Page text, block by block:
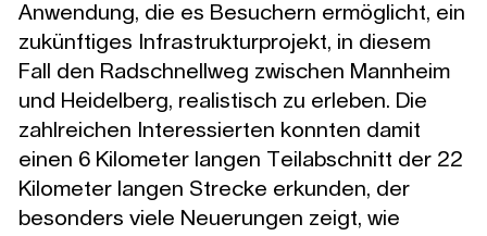
Anwendung, die es Besuchern ermöglicht, ein
zukünftiges Infrastrukturprojekt, in diesem
Fall den Radschnellweg zwischen Mannheim
und Heidelberg, realistisch zu erleben. Die
zahlreichen Interessierten konnten damit
einen 6 Kilometer langen Teilabschnitt der 22
Kilometer langen Strecke erkunden, der
besonders viele Neuerungen zeigt, wie